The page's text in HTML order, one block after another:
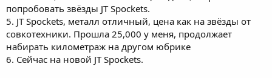
попробовать звёзды JT Spockets.
5. JT Spockets, металл отличный, цена как на звёзды от
совкотехники. Прошла 25,000 у меня, продолжает
набирать километраж на другом юбрике
6. Сейчас на новой JT Spockets.